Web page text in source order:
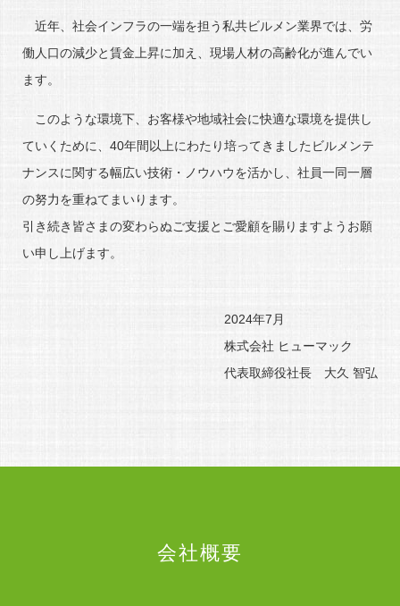
近年、社会インフラの一端を担う私共ビルメン業界では、労
働人口の減少と賃金上昇に加え、現場人材の高齢化が進んでい
ます。
このような環境下、お客様や地域社会に快適な環境を提供し
ていくために、40年間以上にわたり培ってきましたビルメンテ
ナンスに関する幅広い技術・ノウハウを活かし、社員一同一層
の努力を重ねてまいります。
引き続き皆さまの変わらぬご支援とご愛顧を賜りますようお願
い申し上げます。
2024年7月
株式会社 ヒューマック
代表取締役社長 大久 智弘
会社概要